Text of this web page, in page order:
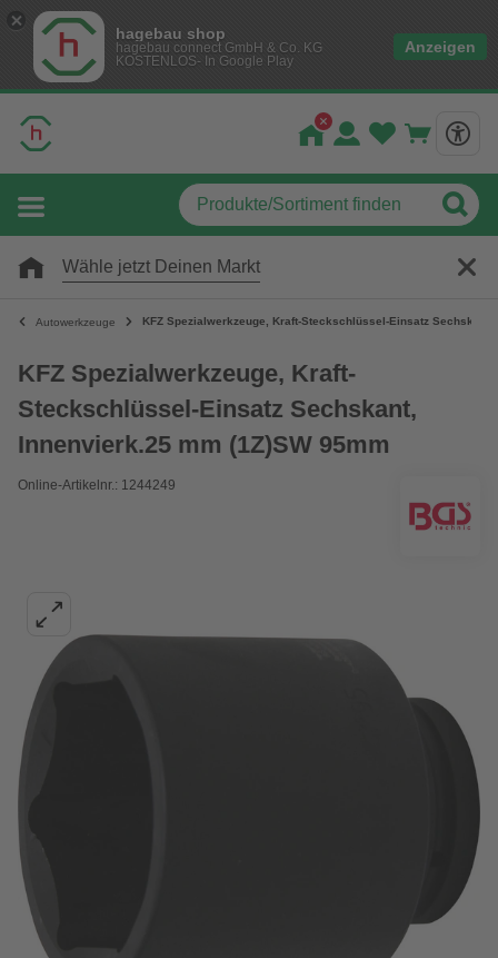
hagebau shop
hagebau connect GmbH & Co. KG
KOSTENLOS- In Google Play
Anzeigen
Wähle jetzt Deinen Markt
Autowerkzeuge KFZ Spezialwerkzeuge, Kraft-Steckschlüssel-Einsatz Sechskant,
KFZ Spezialwerkzeuge, Kraft-
Steckschlüssel-Einsatz Sechskant,
Innenvierk.25 mm (1Z)SW 95mm
Online-Artikelnr.: 1244249